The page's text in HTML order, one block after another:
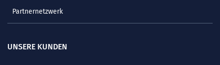
Partnernetzwerk
UNSERE KUNDEN